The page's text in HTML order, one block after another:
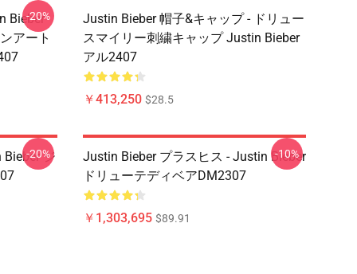
Bieber
アート
-20%
Justin Bieber 帽子&キャップ - ドリュー
スマイリー刺繍キャップ Justin Bieber
アル2407
￥413,250 $28.5
ジ
-20%
Justin Bieber プラスヒス - Justin Bieber
ドリューテディベアDM2307
￥1,303,695 $89.91
-10%